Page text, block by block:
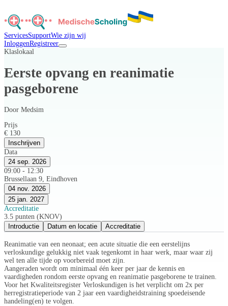
ServicesSupportWie zijn wij
InloggenRegistreer
Klaslokaal
Eerste opvang en reanimatie
pasgeborene
Door Medsim
Prijs
€ 130
Inschrijven
Data
24 sep. 2026
09:00 - 12:30
Brussellaan 9, Eindhoven
04 nov. 2026
25 jan. 2027
Accreditatie
3.5 punten (KNOV)
Introductie
Datum en locatie Accreditatie
Reanimatie van een neonaat; een acute situatie die een eerstelijns
verloskundige gelukkig niet vaak tegenkomt in haar werk, maar waar zij
wel ten alle tijde op voorbereid moet zijn.
Aangeraden wordt om minimaal één keer per jaar de kennis en
vaardigheden rondom eerste opvang en reanimatie pasgeborene te trainen.
Voor het Kwaliteitsregister Verloskundigen is het verplicht om 2x per
herregistratieperiode van 2 jaar een vaardigheidstraining spoedeisende
handeling(en) te volgen.